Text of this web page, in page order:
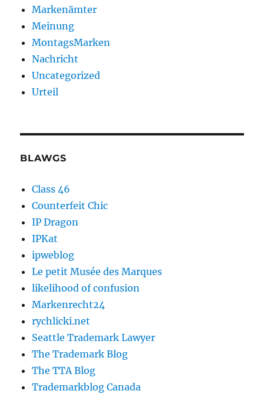
Markenämter
Meinung
MontagsMarken
Nachricht
Uncategorized
Urteil
BLAWGS
Class 46
Counterfeit Chic
IP Dragon
IPKat
ipweblog
Le petit Musée des Marques
likelihood of confusion
Markenrecht24
rychlicki.net
Seattle Trademark Lawyer
The Trademark Blog
The TTA Blog
Trademarkblog Canada